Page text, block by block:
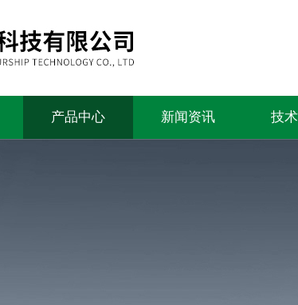
产品中心 新闻资讯 技